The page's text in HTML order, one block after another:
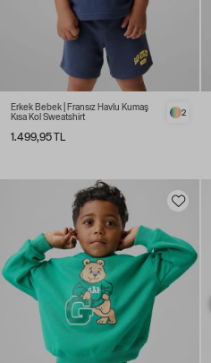
Erkek Bebek | Fransız Havlu Kumaş
Kısa Kol Sweatshirt
1.499,95 TL
2